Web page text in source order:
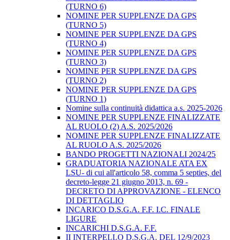
(TURNO 6)
NOMINE PER SUPPLENZE DA GPS
(TURNO 5)
NOMINE PER SUPPLENZE DA GPS
(TURNO 4)
NOMINE PER SUPPLENZE DA GPS
(TURNO 3)
NOMINE PER SUPPLENZE DA GPS
(TURNO 2)
NOMINE PER SUPPLENZE DA GPS
(TURNO 1)
Nomine sulla continuità didattica a.s. 2025-2026
NOMINE PER SUPPLENZE FINALIZZATE
AL RUOLO (2) A.S. 2025/2026
NOMINE PER SUPPLENZE FINALIZZATE
AL RUOLO A.S. 2025/2026
BANDO PROGETTI NAZIONALI 2024/25
GRADUATORIA NAZIONALE ATA EX
LSU- di cui all'articolo 58, comma 5 septies, del
decreto-legge 21 giugno 2013, n. 69 -
DECRETO DI APPROVAZIONE - ELENCO
DI DETTAGLIO
INCARICO D.S.G.A. F.F. I.C. FINALE
LIGURE
INCARICHI D.S.G.A. F.F.
II INTERPELLO D.S.G.A. DEL 12/9/2023